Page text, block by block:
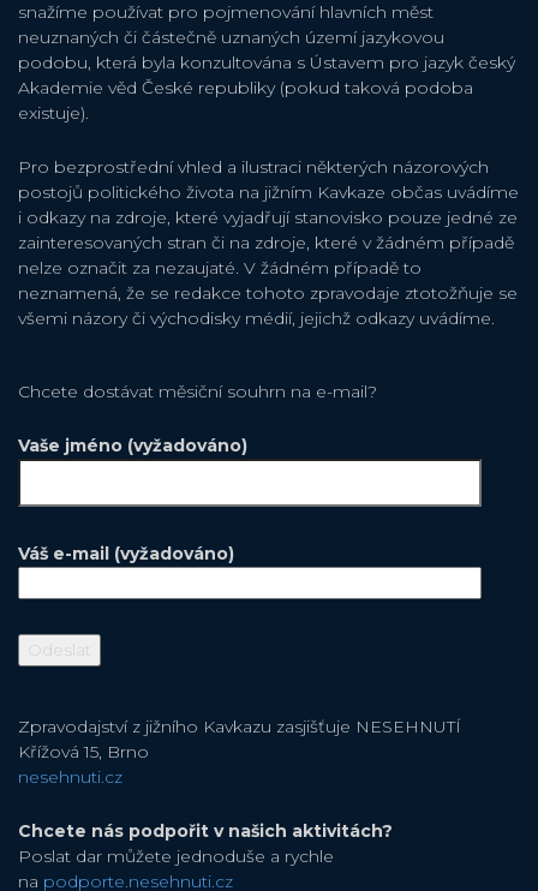
snažíme používat pro pojmenování hlavních měst
neuznaných či částečně uznaných území jazykovou
podobu, která byla konzultována s Ústavem pro jazyk český
Akademie věd České republiky (pokud taková podoba
existuje).
Pro bezprostřední vhled a ilustraci některých názorových
postojů politického života na jižním Kavkaze občas uvádíme
i odkazy na zdroje, které vyjadřují stanovisko pouze jedné ze
zainteresovaných stran či na zdroje, které v žádném případě
nelze označit za nezaujaté. V žádném případě to
neznamená, že se redakce tohoto zpravodaje ztotožňuje se
všemi názory či východisky médií, jejichž odkazy uvádíme.
Chcete dostávat měsiční souhrn na e-mail?
Vaše jméno (vyžadováno)
Váš e-mail (vyžadováno)
Zpravodajství z jižního Kavkazu zasjišťuje NESEHNUTÍ
Křížová 15, Brno
nesehnuti.cz
Chcete nás podpořit v našich aktivitách?
Poslat dar můžete jednoduše a rychle
na podporte.nesehnuti.cz